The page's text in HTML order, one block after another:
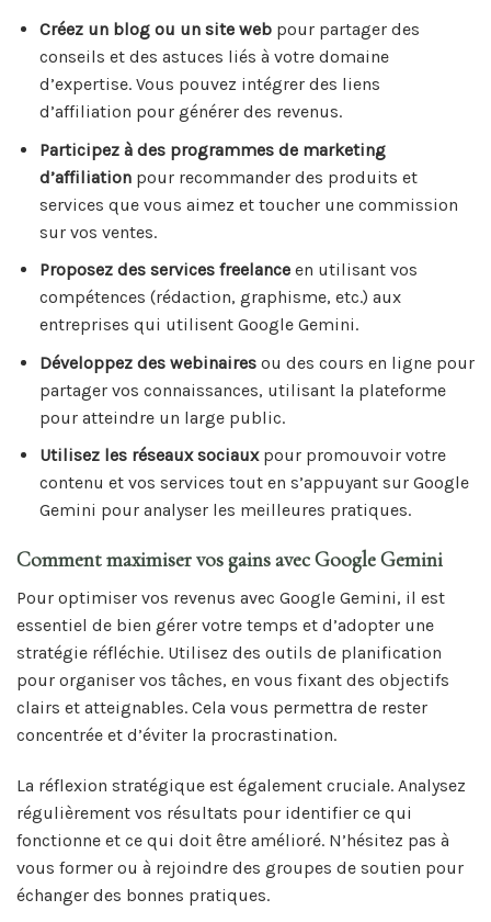
Créez un blog ou un site webpour partager des
conseils et des astuces liés à votre domaine
d’expertise. Vous pouvez intégrer des liens
d’affiliation pour générer des revenus.
Participez à des programmes de marketing
d’affiliationpour recommander des produits et
services que vous aimez et toucher une commission
sur vos ventes.
Proposez des services freelanceen utilisant vos
compétences (rédaction, graphisme, etc.) aux
entreprises qui utilisent Google Gemini.
Développez des webinairesou des cours en ligne pour
partager vos connaissances, utilisant la plateforme
pour atteindre un large public.
Utilisez les réseaux sociauxpour promouvoir votre
contenu et vos services tout en s’appuyant sur Google
Gemini pour analyser les meilleures pratiques.
Comment maximiser vos gains avec Google Gemini
Pour optimiser vos revenus avec Google Gemini, il est
essentiel de bien gérer votre temps et d’adopter une
stratégie réfléchie. Utilisez des outils de planification
pour organiser vos tâches, en vous fixant des objectifs
clairs et atteignables. Cela vous permettra de rester
concentrée et d’éviter la procrastination.
La réflexion stratégique est également cruciale. Analysez
régulièrement vos résultats pour identifier ce qui
fonctionne et ce qui doit être amélioré. N’hésitez pas à
vous former ou à rejoindre des groupes de soutien pour
échanger des bonnes pratiques.